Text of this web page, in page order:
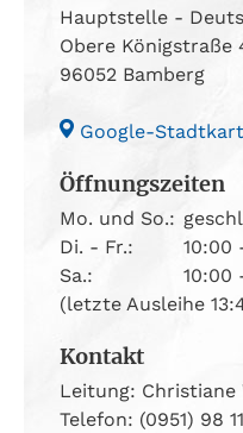
Hauptstelle -
Obere Königstraße
96052 Bamberg
Google-
Öffnungszeiten
Mo. und So.:
Di. - Fr.:
10:00
Sa.:
10:00
(letzte Ausleihe
Kontakt
Leitung: Christiane
Telefon: (0951) 98